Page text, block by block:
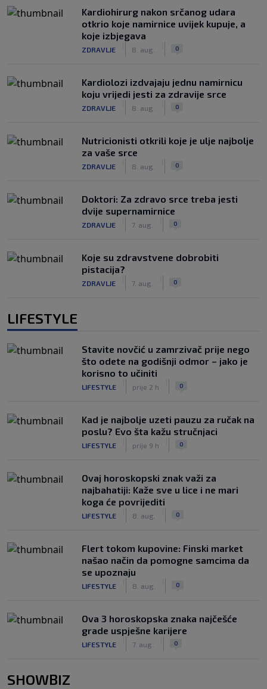
Kardiohirurg nakon srčanog udara
otkrio koje namirnice uvijek kupuje, a
koje izbjegava
ZDRAVLJE 8. aug. 0
Kardiolozi izdvajaju jednu namirnicu
koju vrijedi jesti za zdravije srce
ZDRAVLJE 8. aug. 0
Nutricionisti otkrili koje je ulje najbolje
za vaše srce
ZDRAVLJE 8. aug. 0
Doktori: Za zdravo srce treba jesti
dvije supernamirnice
ZDRAVLJE 7. aug. 0
Koje su zdravstvene dobrobiti
pistacija?
ZDRAVLJE 7. aug. 0
LIFESTYLE
Stavite novčić u zamrzivač prije nego
što odete na godišnji odmor – jako je
korisno to učiniti
LIFESTYLE prije 2 h 0
Kad je najbolje uzeti pauzu za ručak na
poslu? Evo šta kažu stručnjaci
LIFESTYLE prije 9 h 0
Ovaj horoskopski znak važi za
najbahatiji: Kaže sve u lice i ne mari
koga će povrijediti
LIFESTYLE 8. aug. 0
Flert tokom kupovine: Finski market
našao način da pomogne samcima da
se upoznaju
LIFESTYLE 8. aug. 0
Ova 3 horoskopska znaka najčešće
grade uspješne karijere
LIFESTYLE 7. aug. 0
SHOWBIZ